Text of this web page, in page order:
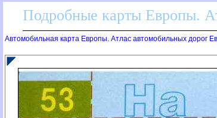
Подробные карты Европы.
Автомобильная карта Европы. Атлас автомобильных дорог